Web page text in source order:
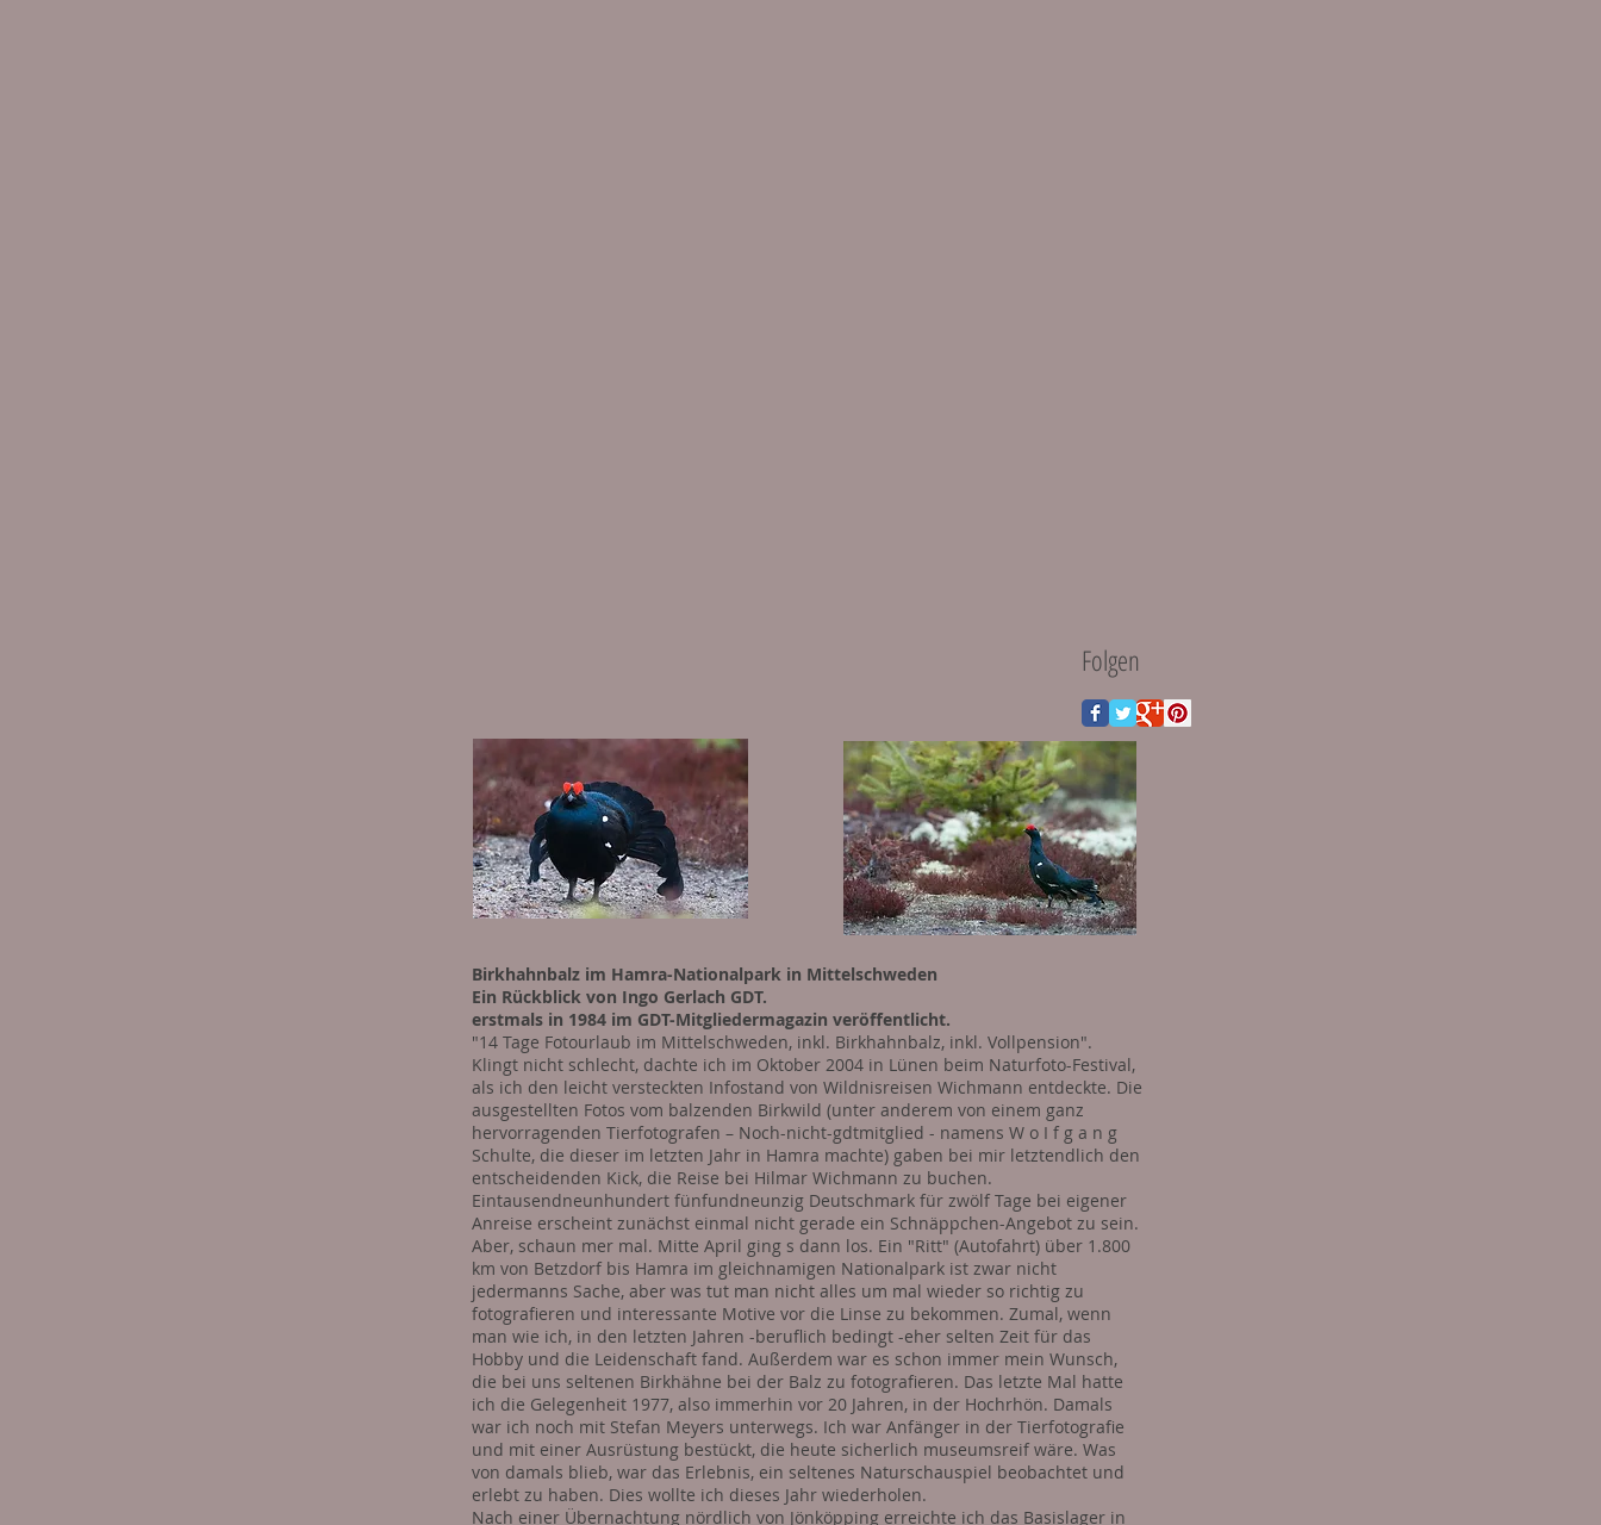
Folgen
Birkhahnbalz im Hamra-Nationalpark in Mittelschweden
Ein Rückblick von Ingo Gerlach GDT.
erstmals in 1984 im GDT-Mitgliedermagazin veröffentlicht.
"14 Tage Fotourlaub im Mittelschweden, inkl. Birkhahnbalz, inkl. Vollpension".
Klingt nicht schlecht, dachte ich im Oktober 2004 in Lünen beim Naturfoto-Festival,
als ich den leicht versteckten Infostand von Wildnisreisen Wichmann entdeckte. Die
ausgestellten Fotos vom balzenden Birkwild (unter anderem von einem ganz
hervorragenden Tierfotografen – Noch-nicht-gdtmitglied - namens W o I f g a n g
Schulte, die dieser im letzten Jahr in Hamra machte) gaben bei mir letztendlich den
entscheidenden Kick, die Reise bei Hilmar Wichmann zu buchen.
Eintausendneunhundert fünfundneunzig Deutschmark für zwölf Tage bei eigener
Anreise erscheint zunächst einmal nicht gerade ein Schnäppchen-Angebot zu sein.
Aber, schaun mer mal. Mitte April ging s dann los. Ein "Ritt" (Autofahrt) über 1.800
km von Betzdorf bis Hamra im gleichnamigen Nationalpark ist zwar nicht
jedermanns Sache, aber was tut man nicht alles um mal wieder so richtig zu
fotografieren und interessante Motive vor die Linse zu bekommen. Zumal, wenn
man wie ich, in den letzten Jahren -beruflich bedingt -eher selten Zeit für das
Hobby und die Leidenschaft fand. Außerdem war es schon immer mein Wunsch,
die bei uns seltenen Birkhähne bei der Balz zu fotografieren. Das letzte Mal hatte
ich die Gelegenheit 1977, also immerhin vor 20 Jahren, in der Hochrhön. Damals
war ich noch mit Stefan Meyers unterwegs. Ich war Anfänger in der Tierfotografie
und mit einer Ausrüstung bestückt, die heute sicherlich museumsreif wäre. Was
von damals blieb, war das Erlebnis, ein seltenes Naturschauspiel beobachtet und
erlebt zu haben. Dies wollte ich dieses Jahr wiederholen.
Nach einer Übernachtung nördlich von Jönköpping erreichte ich das Basislager in